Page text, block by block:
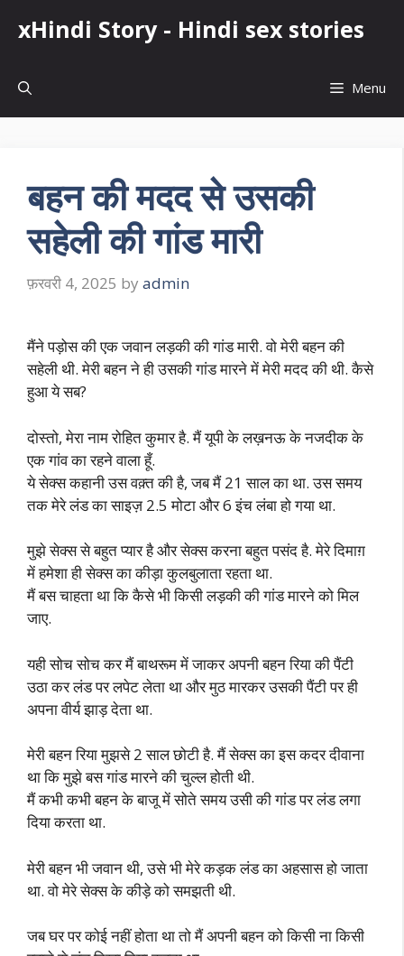
xHindi Story - Hindi sex stories
Menu
बहन की मदद से उसकी
सहेली की गांड मारी
फ़रवरी 4, 2025 by admin
मैंने पड़ोस की एक जवान लड़की की गांड मारी. वो मेरी बहन की
सहेली थी. मेरी बहन ने ही उसकी गांड मारने में मेरी मदद की थी. कैसे
हुआ ये सब?
दोस्तो, मेरा नाम रोहित कुमार है. मैं यूपी के लख़नऊ के नजदीक के
एक गांव का रहने वाला हूँ.
ये सेक्स कहानी उस वक़्त की है, जब मैं 21 साल का था. उस समय
तक मेरे लंड का साइज़ 2.5 मोटा और 6 इंच लंबा हो गया था.
मुझे सेक्स से बहुत प्यार है और सेक्स करना बहुत पसंद है. मेरे दिमाग़
में हमेशा ही सेक्स का कीड़ा कुलबुलाता रहता था.
मैं बस चाहता था कि कैसे भी किसी लड़की की गांड मारने को मिल
जाए.
यही सोच सोच कर मैं बाथरूम में जाकर अपनी बहन रिया की पैंटी
उठा कर लंड पर लपेट लेता था और मुठ मारकर उसकी पैंटी पर ही
अपना वीर्य झाड़ देता था.
मेरी बहन रिया मुझसे 2 साल छोटी है. मैं सेक्स का इस कदर दीवाना
था कि मुझे बस गांड मारने की चुल्ल होती थी.
मैं कभी कभी बहन के बाजू में सोते समय उसी की गांड पर लंड लगा
दिया करता था.
मेरी बहन भी जवान थी, उसे भी मेरे कड़क लंड का अहसास हो जाता
था. वो मेरे सेक्स के कीड़े को समझती थी.
जब घर पर कोई नहीं होता था तो मैं अपनी बहन को किसी ना किसी